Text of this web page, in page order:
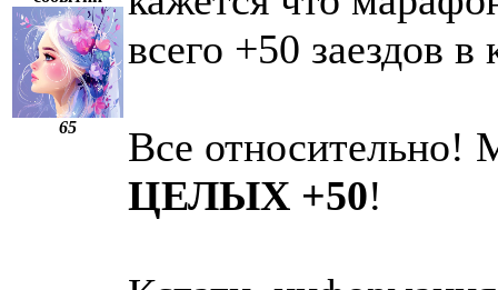
65
всего +50 заездов в
Все относительно!
ЦЕЛЫХ +50!